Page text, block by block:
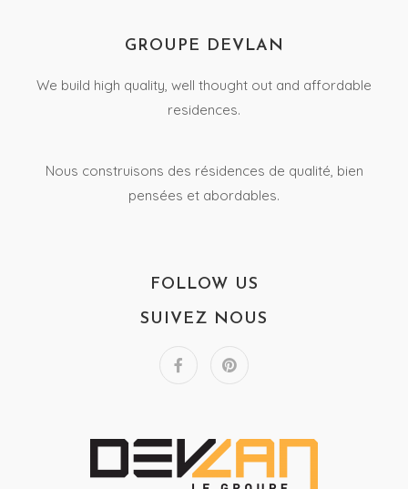
GROUPE DEVLAN
We build high quality, well thought out and affordable
residences.
Nous construisons des résidences de qualité, bien
pensées et abordables.
FOLLOW US
SUIVEZ NOUS